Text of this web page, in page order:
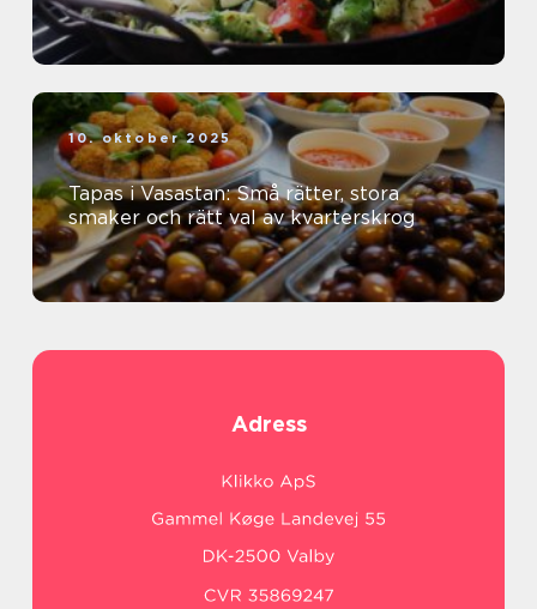
10. oktober 2025
Tapas i Vasastan: Små rätter, stora
smaker och rätt val av kvarterskrog
Adress